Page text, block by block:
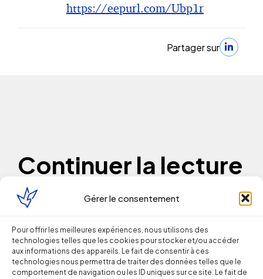
Gérer le consentement
Pour offrir les meilleures expériences, nous utilisons des
technologies telles que les cookies pour stocker et/ou accéder
aux informations des appareils. Le fait de consentir à ces
technologies nous permettra de traiter des données telles que le
comportement de navigation ou les ID uniques sur ce site. Le fait de
https://eepurl.com/Ubp1r
Partager sur
Continuer la lecture
Droit du Travail
Licenciement verbal : dans quels cas
est-il reconnu par les juges ?